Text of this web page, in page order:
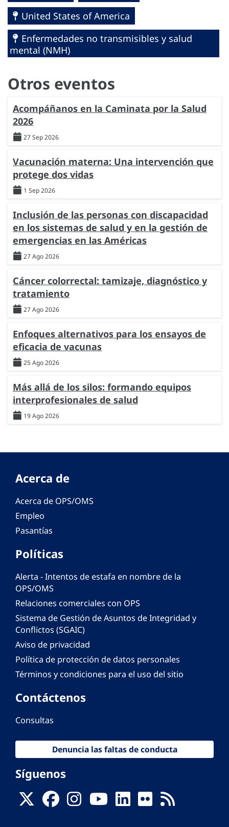
United States of America
Enfermedades no transmisibles y salud
mental (NMH)
Otros eventos
Acompáñanos en la Caminata por la Salud
2026
27 Sep 2026
Vacunación materna: Una intervención que
protege dos vidas
1 Sep 2026
Inclusión de las personas con discapacidad
en los sistemas de salud y en la gestión de
emergencias en las Américas
27 Ago 2026
Cáncer colorrectal: tamizaje, diagnóstico y
tratamiento
27 Ago 2026
Enfoques alternativos para los ensayos de
eficacia de vacunas
25 Ago 2026
Más allá de los silos: formando equipos
interprofesionales de salud
19 Ago 2026
Acerca de
Acerca de OPS/OMS
Empleo
Pasantías
Políticas
Alerta - Intentos de estafa en nombre de la
OPS/OMS
Relaciones comerciales con OPS
Sistema de Gestión de Asuntos de Integridad y
Conflictos (SGAIC)
Aviso de privacidad
Política de protección de datos personales
Términos y condiciones para el uso del sitio
Contáctenos
Consultas
Denuncia las faltas de conducta
Síguenos